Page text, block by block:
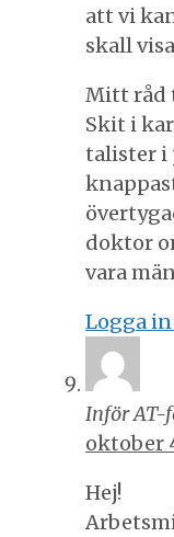
att vi
skall
Mitt råd
Skit i
talister i
doktor
vara
Logga
Inför AT-
oktober
Hej!